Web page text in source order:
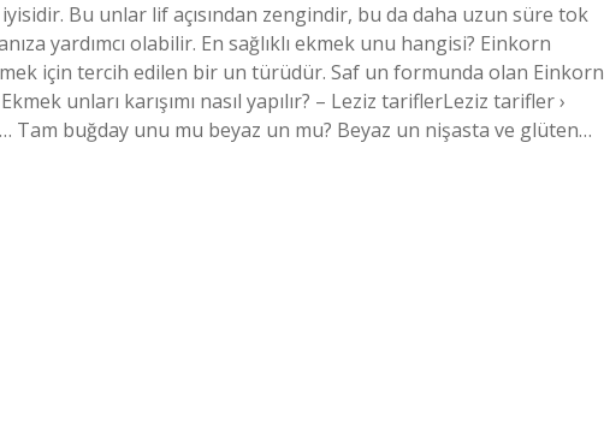
Bu unlar lif açısından zengindir, bu da daha uzun süre tok
yardımcı olabilir. En sağlıklı ekmek unu hangisi? Einkorn
için tercih edilen bir un türüdür. Saf un formunda olan Einkorn
unları karışımı nasıl yapılır? – Leziz tariflerLeziz tarifler ›
Tam buğday unu mu beyaz un mu? Beyaz un nişasta ve glüten…